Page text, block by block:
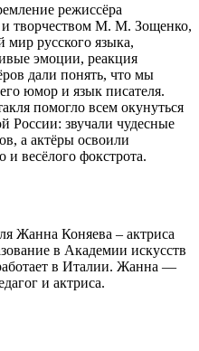
режиссёра
творчеством М. М. Зощенко,
мир русского языка,
эмоции, реакция
дали понять, что мы
юмор и язык писателя.
помогло всем окунуться
России: звучали чудесные
а актёры освоили
и весёлого фокстрота.
Жанна Коняева – актриса
в Академии искусств
в Италии. Жанна —
и актриса.